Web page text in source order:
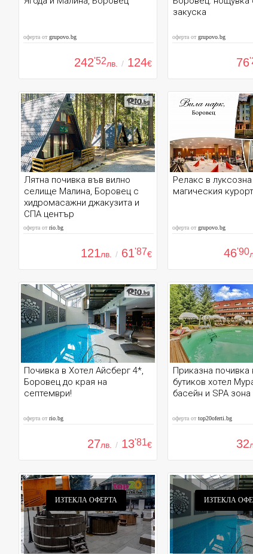
оферта от grupovo.bg
242'52лв. / 124€
закуска
оферта от grupovo.bg
76
Лятна почивка във вилно
селище Малина, Боровец с
хидромасажни джакузита и
СПА център
оферта от rio.bg
121лв. / 61'87€
Релакс в
магическия
оферта от grupovo.bg
46'90
Почивка в Хотел Айсберг 4*,
Боровец до края на
септември!
оферта от rio.bg
27лв. / 13'81€
Приказна почивка
бутиков хотел
басейн и SPA зона
оферта от top20oferti.bg
32
ИЗТЕКЛА ОФЕРТА ИЗТЕКЛА